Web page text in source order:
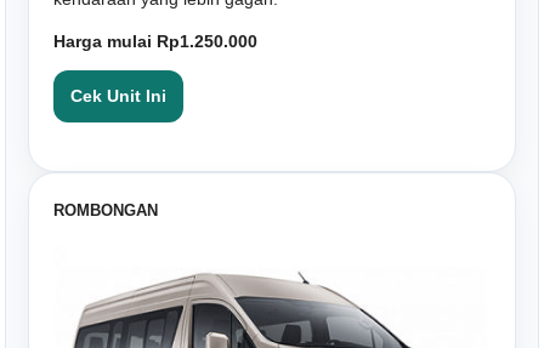
Harga mulai Rp1.250.000
Cek Unit Ini
ROMBONGAN